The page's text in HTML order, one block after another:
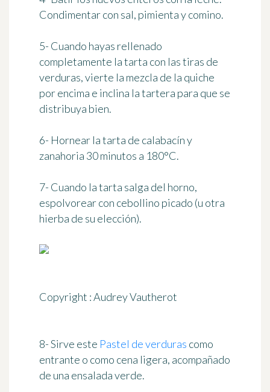
Condimentar con sal, pimienta y comino.
5- Cuando hayas rellenado
completamente la tarta con las tiras de
verduras, vierte la mezcla de la quiche
por encima e inclina la tartera para que se
distribuya bien.
6- Hornear la tarta de calabacín y
zanahoria 30 minutos a 180°C.
7- Cuando la tarta salga del horno,
espolvorear con cebollino picado (u otra
hierba de su elección).
Copyright : Audrey Vautherot
8- Sirve este Pastel de verduras como
entrante o como cena ligera, acompañado
de una ensalada verde.